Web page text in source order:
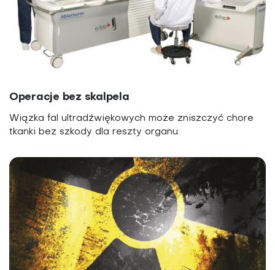
Operacje bez skalpela
Wiązka fal ultradźwiękowych może zniszczyć chore
tkanki bez szkody dla reszty organu.